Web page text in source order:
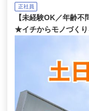
正社員
【未経験OK／年齢不
★イチからモノづく